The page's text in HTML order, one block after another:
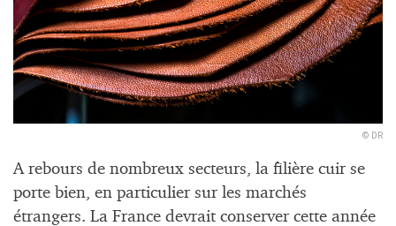
© DR
A rebours de nombreux secteurs, la filière cuir se
porte bien, en particulier sur les marchés
étrangers. La France devrait conserver cette année